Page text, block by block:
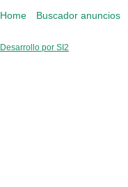
Home Buscador anuncios
Desarrollo por SI2